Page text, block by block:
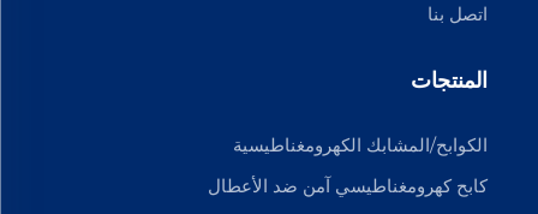
اتصل بنا
المنتجات
الكوابح/المشابك الكهرومغناطيسية
كابح كهرومغناطيسي آمن ضد الأعطال